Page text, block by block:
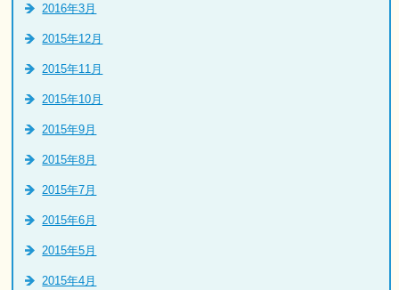
2016年3月
2015年12月
2015年11月
2015年10月
2015年9月
2015年8月
2015年7月
2015年6月
2015年5月
2015年4月